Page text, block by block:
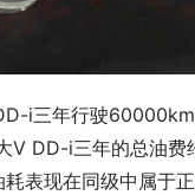
i三年行驶
V DD-i三年的总油
表现在同级中属于